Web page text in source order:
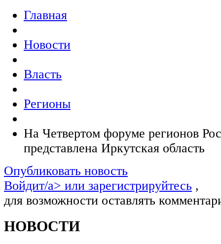
Главная
Новости
Власть
Регионы
На Четвертом форуме регионов
представлена Иркутская область
Опубликовать новость
Войдит/a> или зарегистрируйтесь ,
для возможности оставлять
НОВОСТИ